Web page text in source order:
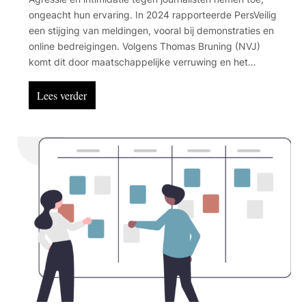
ongeacht hun ervaring. In 2024 rapporteerde PersVeilig
een stijging van meldingen, vooral bij demonstraties en
online bedreigingen. Volgens Thomas Bruning (NVJ)
komt dit door maatschappelijke verruwing en het
dreigingen lopen steeds meer in elkaar over, waardoor
journalisten zich ook digitaal onveilig voelen.
Lees verder